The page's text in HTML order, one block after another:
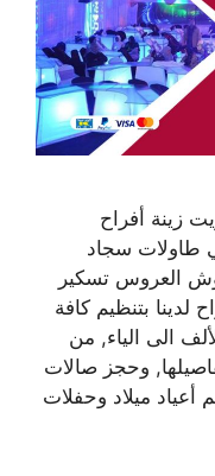
زينة أفراح
طاولات سجاد
العروس تسكير
لدينا بتنظيم كافة
الى الياء, من
وحجز صالات
أعياد ميلاد وحفلات